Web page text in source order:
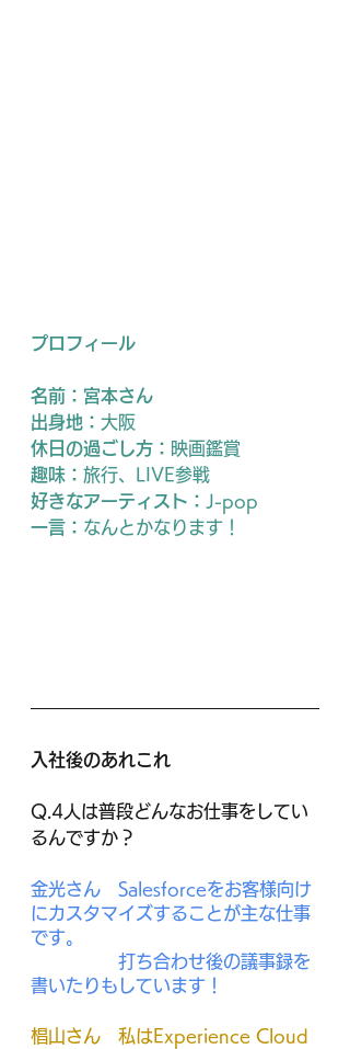
プロフィール
名前：宮本さん
出身地： 大阪
休日の過ごし方： 映画鑑賞
趣味： 旅行、LIVE参戦
好きなアーティスト：
J-pop
一言： なんとかなります！
入社後のあれこれ
Q.4人は普段どんなお仕事をしてい
るんですか？
金光さん　Salesforceをお客様向け
にカスタマイズすることが主な仕事
です。
打ち合わせ後の議事録を
書いたりもしています！
椙山さん　私はExperience Cloud